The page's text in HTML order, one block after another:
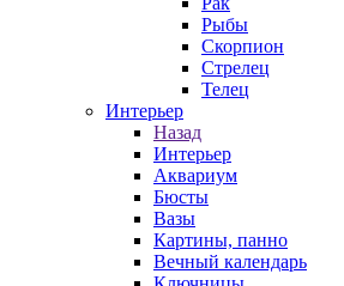
Рыбы
Скорпион
Стрелец
Телец
Интерьер
Назад
Интерьер
Аквариум
Бюсты
Вазы
Картины, панно
Вечный календарь